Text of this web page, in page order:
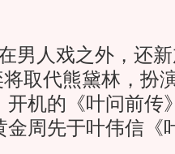
人戏之外，还新
取代熊黛林，扮
机的《叶问前传
金周先于叶伟信《